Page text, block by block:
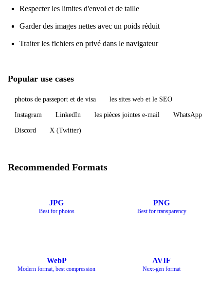
Respecter les limites d'envoi et de taille
Garder des images nettes avec un poids réduit
Traiter les fichiers en privé dans le navigateur
Popular use cases
photos de passeport et de visa les sites web et le SEO
Instagram LinkedIn les pièces jointes e-mail WhatsApp
Discord X (Twitter)
Recommended Formats
JPG
Best for photos
PNG
Best for transparency
WebP
Modern format, best compression
AVIF
Next-gen format